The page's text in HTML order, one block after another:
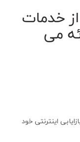
خدمات
می
اینترنتی خود